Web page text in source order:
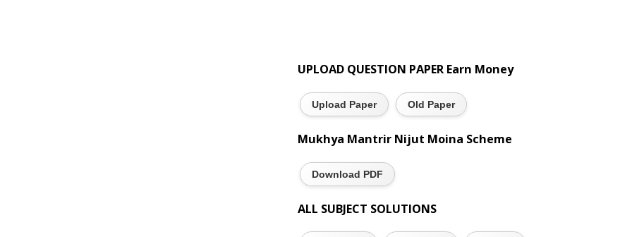
UPLOAD QUESTION PAPER Earn Money
Upload Paper Old Paper
Mukhya Mantrir Nijut Moina Scheme
Download PDF
ALL SUBJECT SOLUTIONS